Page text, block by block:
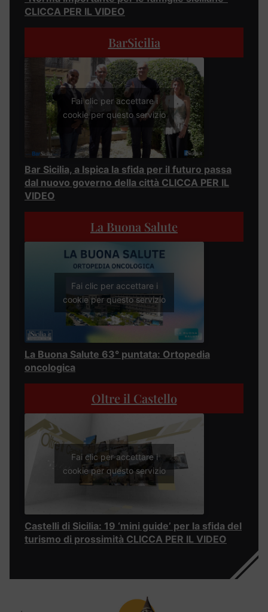
CLICCA PER IL VIDEO
BarSicilia
Fai clic per accettare i
cookie per questo servizio
Bar Sicilia, a Ispica la sfida per il futuro passa
dal nuovo governo della città CLICCA PER IL
VIDEO
La Buona Salute
Fai clic per accettare i
cookie per questo servizio
La Buona Salute 63° puntata: Ortopedia
oncologica
Oltre il Castello
Fai clic per accettare i
cookie per questo servizio
Castelli di Sicilia: 19 ‘mini guide’ per la sfida del
turismo di prossimità CLICCA PER IL VIDEO